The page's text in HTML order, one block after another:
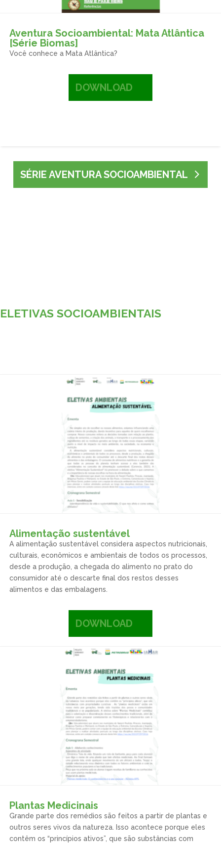
Aventura Socioambiental: Mata Atlântica
[Série Biomas]
Você conhece a Mata Atlântica?
DOWNLOAD
SÉRIE AVENTURA SOCIOAMBIENTAL
ELETIVAS SOCIOAMBIENTAIS
Alimentação sustentável
A alimentação sustentável considera aspectos nutricionais,
culturais, econômicos e ambientais de todos os processos,
desde a produção, a chegada do alimento no prato do
consumidor até o descarte final dos restos desses
alimentos e das embalagens.
DOWNLOAD
Plantas Medicinais
Grande parte dos remédios são feitos a partir de plantas e
outros seres vivos da natureza. Isso acontece porque eles
contêm os “princípios ativos”, que são substâncias com